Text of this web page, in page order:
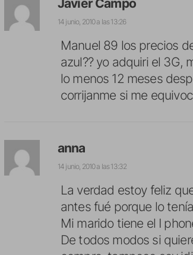
Javier Campo
14 junio, 2010 a las 13:26
Manuel 89 los precios
azul?? yo adquiri el 3G,
lo menos 12 meses
corrijanme si me
anna
14 junio, 2010 a las 13:32
La verdad estoy feliz
antes fué porque lo
Mi marido tiene el I
De todos modos si